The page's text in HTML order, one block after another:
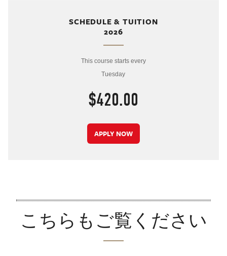
SCHEDULE & TUITION
2026
This course starts every
Tuesday
$420.00
APPLY NOW
こちらもご覧ください